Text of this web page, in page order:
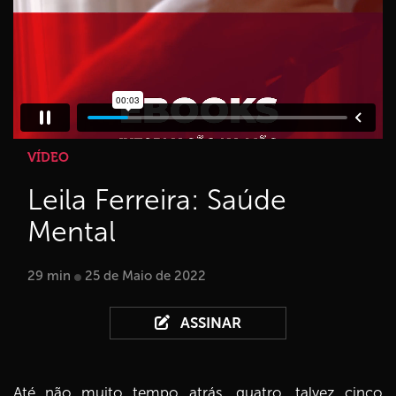
VÍDEO
Leila Ferreira: Saúde
Mental
29 min 25 de Maio de 2022
ASSINAR